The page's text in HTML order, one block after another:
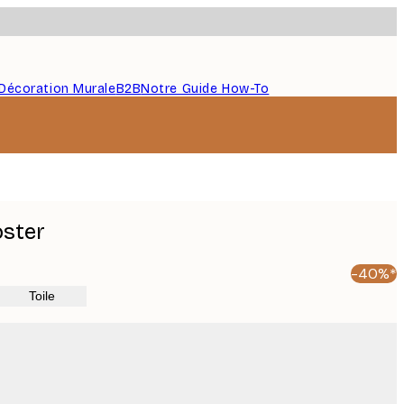
MuraleB2BNotre Guide How-To
-40%*
Toile